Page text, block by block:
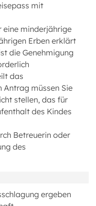
mit
eine minderjährige
Erben erklärt
die Genehmigung
das
Antrag müssen Sie
stellen, das für
des Kindes
Betreuerin oder
des
ergeben